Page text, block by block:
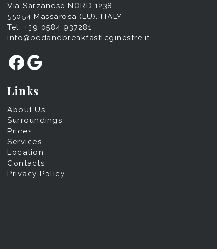
Via Sarzanese NORD 1238
55054 Massarosa (LU). ITALY
Tel: +39 0584 937281
info@bedandbreakfastleginestre.it
Facebook Google
Links
About Us
Surroundings
Prices
Services
Location
Contacts
Privacy Policy